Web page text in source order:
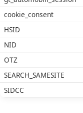
cookie_consent
HSID
NID
OTZ
SEARCH_SAMESITE
SIDCC